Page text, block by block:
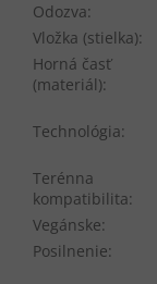
Odozva:
Vložka (stielka):
Horná časť
(materiál):
Technológia:
Terénna
kompatibilita:
Vegánske:
Posilnenie: